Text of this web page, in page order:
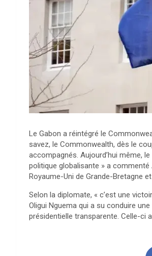
Le Gabon a réintégré le
savez, le Commonwealth, dès le
accompagnés. Aujourd’hui même,
politique globalisante » a
Royaume-Uni de Grande-Bretagne et
Selon la diplomate, « c’est une
Oligui Nguema qui a su conduire
présidentielle transparente. Celle-ci